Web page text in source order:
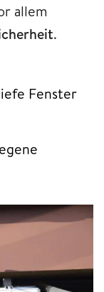
allem
.
Fenster